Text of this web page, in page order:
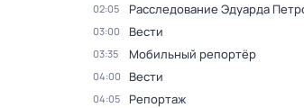
02:05 Расследование Эдуарда
03:00 Вести
03:35 Мобильный репортёр
04:00 Вести
04:05 Репортаж